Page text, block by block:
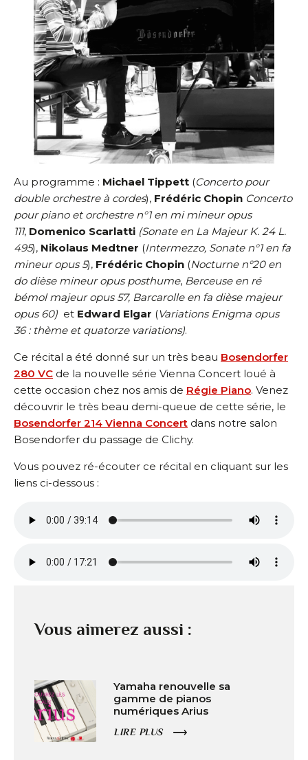
Au programme : Michael Tippett (Concerto pour
double orchestre à cordes), Frédéric Chopin Concerto
pour piano et orchestre n°1 en mi mineur opus
111, Domenico Scarlatti (Sonate en La Majeur K. 24 L.
495), Nikolaus Medtner (Intermezzo, Sonate n°1 en fa
mineur opus 5), Frédéric Chopin (Nocturne n°20 en
do dièse mineur opus posthume, Berceuse en ré
bémol majeur opus 57, Barcarolle en fa dièse majeur
opus 60) et Edward Elgar (Variations Enigma opus
36 : thème et quatorze variations).
Ce récital a été donné sur un très beau Bosendorfer
280 VC de la nouvelle série Vienna Concert loué à
cette occasion chez nos amis de Régie Piano. Venez
découvrir le très beau demi-queue de cette série, le
Bosendorfer 214 Vienna Concert dans notre salon
Bosendorfer du passage de Clichy.
Vous pouvez ré-écouter ce récital en cliquant sur les
liens ci-dessous :
Vous aimerez aussi :
Yamaha renouvelle sa
gamme de pianos
numériques Arius
LIRE PLUS